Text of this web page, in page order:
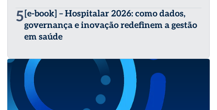
5 [e-book] – Hospitalar 2026: como dados,
governança e inovação redefinem a gestão
em saúde